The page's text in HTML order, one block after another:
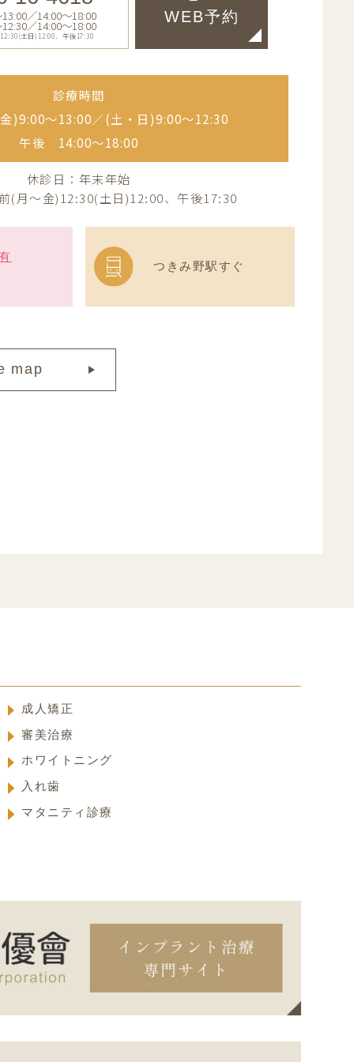
／14:00〜18:00
／14:00〜18:00
土日)12:00、午後17:30
WEB予約
診療時間
)9:00〜13:00／(土・日)9:00〜12:30
午後 14:00〜18:00
休診日：年末年始
(月～金)12:30(土日)12:00、午後17:30
つきみ野駅すぐ
map
成人矯正
審美治療
ホワイトニング
入れ歯
マタニティ診療